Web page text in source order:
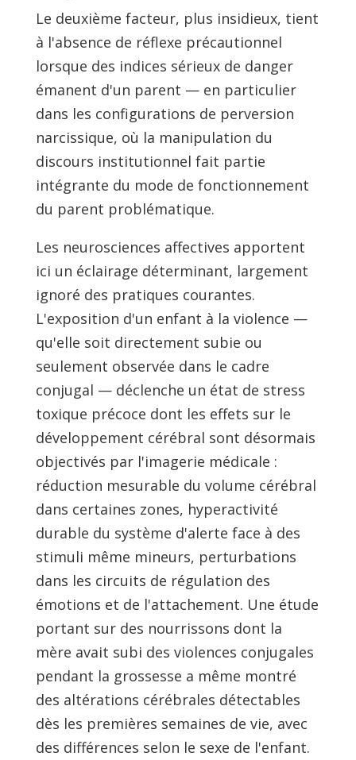
Le deuxième facteur, plus insidieux, tient
à l'absence de réflexe précautionnel
lorsque des indices sérieux de danger
émanent d'un parent — en particulier
dans les configurations de perversion
narcissique, où la manipulation du
discours institutionnel fait partie
intégrante du mode de fonctionnement
du parent problématique.
Les neurosciences affectives apportent
ici un éclairage déterminant, largement
ignoré des pratiques courantes.
L'exposition d'un enfant à la violence —
qu'elle soit directement subie ou
seulement observée dans le cadre
conjugal — déclenche un état de stress
toxique précoce dont les effets sur le
développement cérébral sont désormais
objectivés par l'imagerie médicale :
réduction mesurable du volume cérébral
dans certaines zones, hyperactivité
durable du système d'alerte face à des
stimuli même mineurs, perturbations
dans les circuits de régulation des
émotions et de l'attachement. Une étude
portant sur des nourrissons dont la
mère avait subi des violences conjugales
pendant la grossesse a même montré
des altérations cérébrales détectables
dès les premières semaines de vie, avec
des différences selon le sexe de l'enfant.